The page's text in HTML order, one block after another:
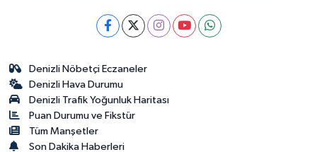
Denizli Nöbetçi Eczaneler
Denizli Hava Durumu
Denizli Trafik Yoğunluk Haritası
Puan Durumu ve Fikstür
Tüm Manşetler
Son Dakika Haberleri